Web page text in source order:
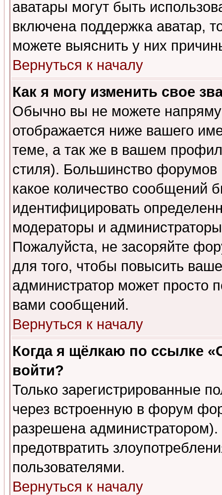
аватары могут быть
включена поддержка аватар,
можете выяснить у них
Вернуться к началу
Как я могу изменить свое
Обычно вы не можете
отображается ниже вашего
теме, а так же в вашем
стиля). Большинство форумов
какое количество сообщений
идентифицировать
модераторы и
Пожалуйста, не засоряйте
для того, чтобы повысить
администратор может просто
вами сообщений.
Вернуться к началу
Когда я щёлкаю по ссылке
войти?
Только зарегистрированные
через встроенную в форум
разрешена
предотвратить
пользователями.
Вернуться к началу